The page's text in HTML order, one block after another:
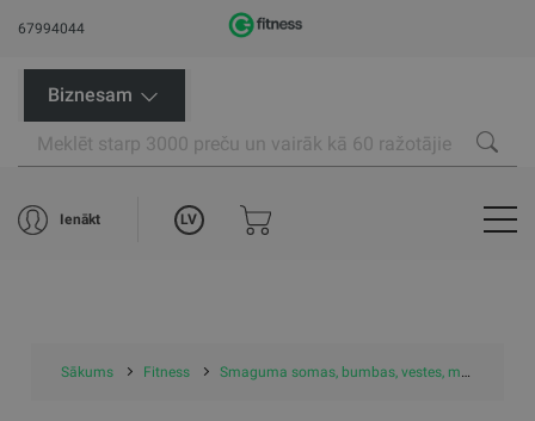
67994044
Biznesam
Ienākt LV
Sākums Fitness Smaguma somas, bumbas, vestes, manžetes